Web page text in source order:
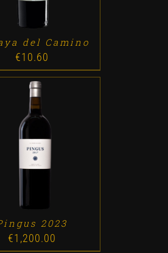
del Camino
€10.60
CART /
2023
€1,200.00